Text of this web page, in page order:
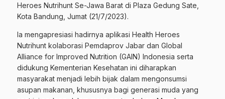
Heroes Nutrihunt Se-Jawa Barat di Plaza Gedung Sate,
Kota Bandung, Jumat (21/7/2023).
Ia mengapresiasi hadirnya aplikasi Health Heroes
Nutrihunt kolaborasi Pemdaprov Jabar dan Global
Alliance for Improved Nutrition (GAIN) Indonesia serta
didukung Kementerian Kesehatan ini diharapkan
masyarakat menjadi lebih bijak dalam mengonsumsi
asupan makanan, khususnya bagi generasi muda yang